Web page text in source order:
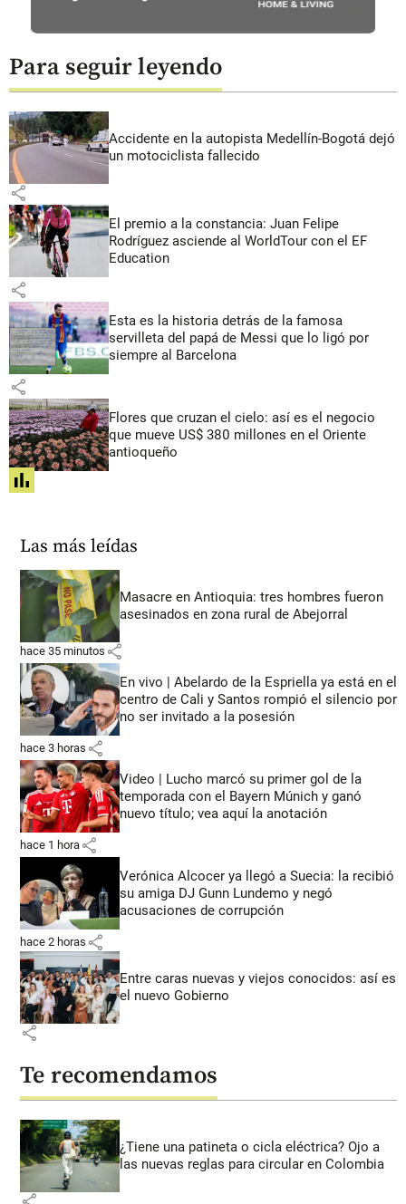
Para seguir leyendo
Accidente en la autopista Medellín-Bogotá dejó
un motociclista fallecido
share
El premio a la constancia: Juan Felipe
Rodríguez asciende al WorldTour con el EF
Education
share
Esta es la historia detrás de la famosa
servilleta del papá de Messi que lo ligó por
siempre al Barcelona
share
Flores que cruzan el cielo: así es el negocio
que mueve US$ 380 millones en el Oriente
antioqueño
share
Las más leídas
Masacre en Antioquia: tres hombres fueron
asesinados en zona rural de Abejorral
hace 35 minutos share
En vivo | Abelardo de la Espriella ya está en el
centro de Cali y Santos rompió el silencio por
no ser invitado a la posesión
hace 3 horas share
Video | Lucho marcó su primer gol de la
temporada con el Bayern Múnich y ganó
nuevo título; vea aquí la anotación
hace 1 hora share
Verónica Alcocer ya llegó a Suecia: la recibió
su amiga DJ Gunn Lundemo y negó
acusaciones de corrupción
hace 2 horas share
Entre caras nuevas y viejos conocidos: así es
el nuevo Gobierno
share
Te recomendamos
¿Tiene una patineta o cicla eléctrica? Ojo a
las nuevas reglas para circular en Colombia